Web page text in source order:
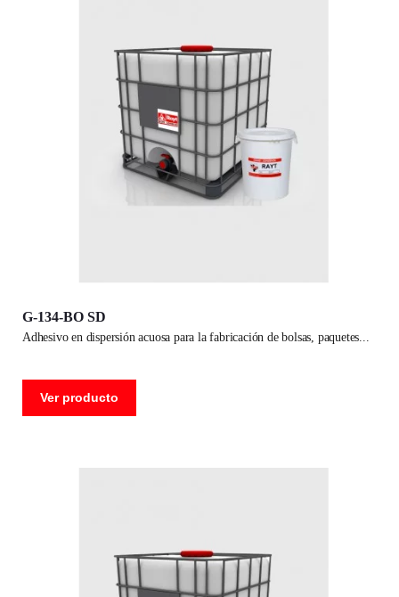
G-134-BO SD
adhesivo en dispersión acuosa para la fabricación de bolsas, paquetes
Ver producto